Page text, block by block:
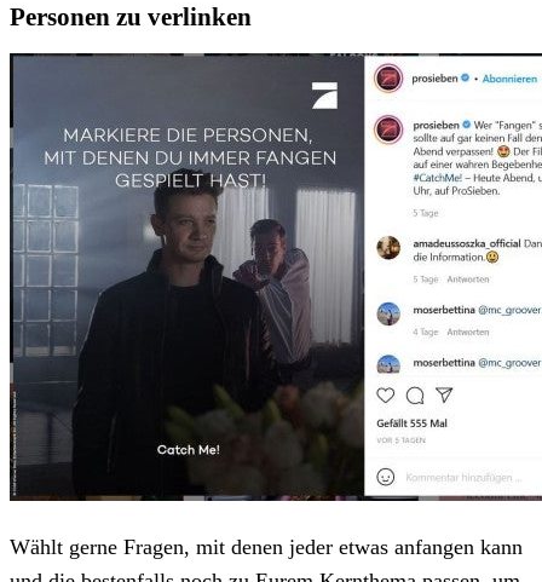
Personen zu verlinken
Wählt gerne Fragen, mit denen jeder etwas anfangen kann